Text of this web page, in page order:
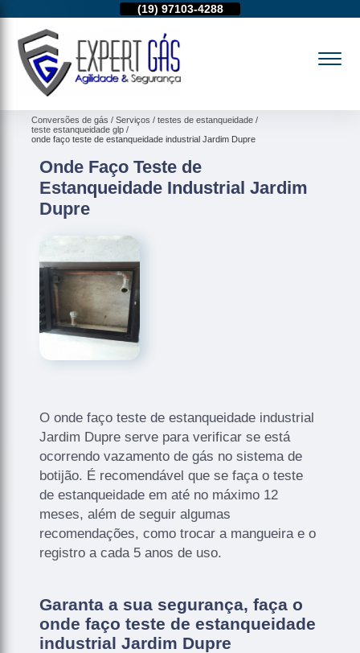
(19) 97103-4288
Conversões de gás Serviços
testes de estanqueidade
teste estanqueidade glp
onde faço teste de estanqueidade industrial Jardim Dupre
Onde Faço Teste de
Estanqueidade Industrial Jardim
Dupre
O onde faço teste de estanqueidade industrial
Jardim Dupre serve para verificar se está
ocorrendo vazamento de gás no sistema de
botijão. É recomendável que se faça o teste
de estanqueidade em até no máximo 12
meses, além de seguir algumas
recomendações, como trocar a mangueira e o
registro a cada 5 anos de uso.
Garanta a sua segurança, faça o
onde faço teste de estanqueidade
industrial Jardim Dupre